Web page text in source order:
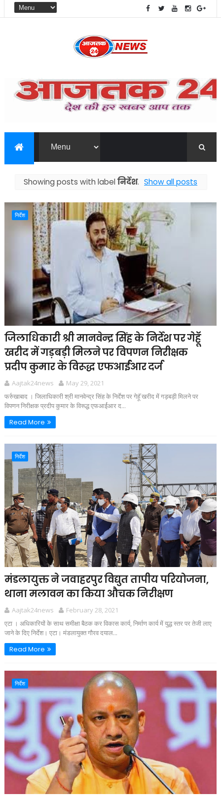
Showing posts with label निर्देश. Show all posts
निर्देश
जिलाधिकारी श्री मानवेन्द्र सिंह के निर्देश पर गेहॅू
खरीद में गड़बड़ी मिलने पर विपणन निरीक्षक
प्रदीप कुमार के विरूद्ध एफआर्ईआर दर्ज
Aajtak24news
May 29, 2021
फर्रुखाबाद । जिलाधिकारी श्री मानवेन्द्र सिंह के निर्देश पर गेहॅू खरीद में गड़बड़ी मिलने पर
विपणन निरीक्षक प्रदीप कुमार के विरूद्ध एफआर्ईआर द...
Read More
निर्देश
मंडलायुक्त ने जवाहरपुर विद्युत तापीय परियोजना,
थाना मलावन का किया औचक निरीक्षण
Aajtak24news
February 28, 2021
एटा । अधिकारियों के साथ समीक्षा बैठक कर विकास कार्य, निर्माण कार्य में युद्ध स्तर पर तेजी लाए
जाने के दिए निर्देश। एटा। मंडलायुक्त गौरव दयाल...
Read More
निर्देश